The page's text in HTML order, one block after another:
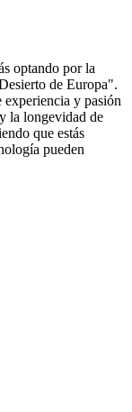
optando por la
de Europa".
experiencia y pasión
la longevidad de
que estás
pueden